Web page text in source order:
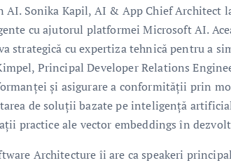
Sonika Kapil, AI & App Chief Architect
cu ajutorul platformei Microsoft AI.
strategică cu expertiza tehnică pentru a
Principal Developer Relations
și asigurare a conformității prin
de soluții bazate pe inteligență
practice ale vector embeddings în
Architecture îi are ca speakeri